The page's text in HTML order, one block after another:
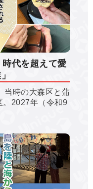
時代を超えて愛
当時の大森区と蒲
。2027年（令和9